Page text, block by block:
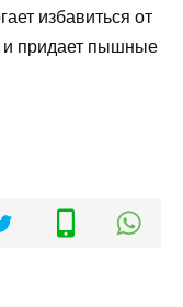
избавиться от
и придает пышные